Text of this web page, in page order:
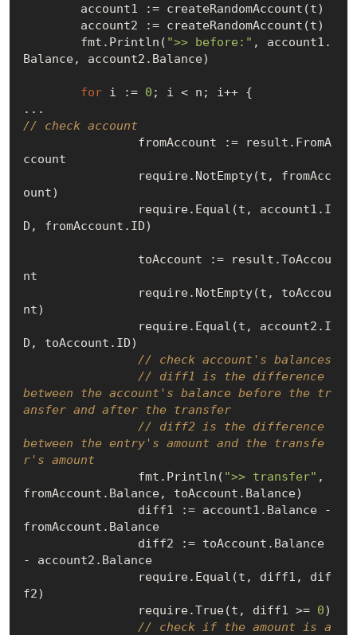
	fmt.Println(
">> before:" , account1.
Balance, account2.Balance)
for i := 0 ; i < n; i++ {
// check account
ccount
ount)
D, fromAccount.ID)
nt
nt)
D, toAccount.ID)
// check account's balances
// diff1 is the difference
between the account's balance before the tr
ansfer and after the transfer
// diff2 is the difference
between the entry's amount and the transfe
r's amount
		fmt.Println(
">> transfer" ,
fromAccount.Balance, toAccount.Balance)
fromAccount.Balance
- account2.Balance
f2)
		require.True(t, diff1 >=
0)
// check if the amount is a